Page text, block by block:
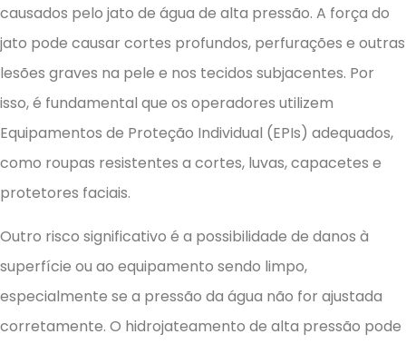
causados pelo jato de água de alta pressão. A força do
jato pode causar cortes profundos, perfurações e outras
lesões graves na pele e nos tecidos subjacentes. Por
isso, é fundamental que os operadores utilizem
Equipamentos de Proteção Individual (EPIs) adequados,
como roupas resistentes a cortes, luvas, capacetes e
protetores faciais.
Outro risco significativo é a possibilidade de danos à
superfície ou ao equipamento sendo limpo,
especialmente se a pressão da água não for ajustada
corretamente. O hidrojateamento de alta pressão pode